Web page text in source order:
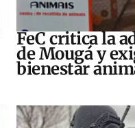
FeC critica la
de Mougá y
bienestar